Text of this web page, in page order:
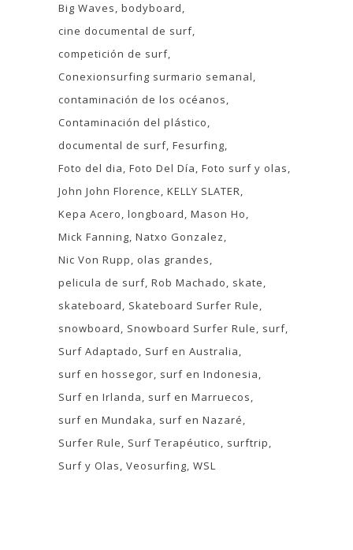
Big Waves bodyboard
cine documental de surf
competición de surf
Conexionsurfing surmario semanal
contaminación de los océanos
Contaminación del plástico
documental de surf Fesurfing
Foto del dia Foto Del Día Foto surf y olas
John John Florence KELLY SLATER
Kepa Acero longboard Mason Ho
Mick Fanning Natxo Gonzalez
Nic Von Rupp
olas grandes
pelicula de surf Rob Machado
skate
skateboard
Skateboard Surfer Rule
snowboard
Snowboard Surfer Rule
surf
Surf Adaptado
Surf en Australia
surf en hossegor surf en Indonesia
Surf en Irlanda
surf en Marruecos
surf en Mundaka
surf en Nazaré
Surfer Rule
Surf Terapéutico
surftrip
Surf y Olas Veosurfing WSL